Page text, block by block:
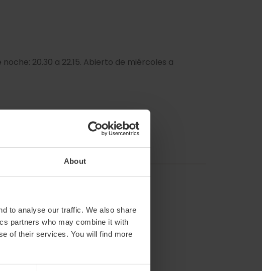
About
to analyse our traffic. We also share
partners who may combine it with
of their services. You will find more
noche: 20.30 a 22.15. Abierto de miércoles a